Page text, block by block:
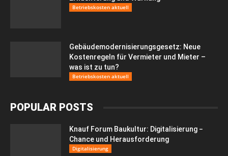
Betriebskosten aktuell
Gebäudemodernisierungsgesetz: Neue
Kostenregeln für Vermieter und Mieter –
was ist zu tun?
Betriebskosten aktuell
POPULAR POSTS
Knauf Forum Baukultur: Digitalisierung −
Chance und Herausforderung
Digitalisierung